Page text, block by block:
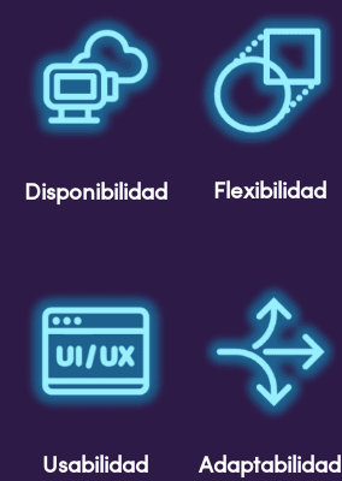
Disponibilidad Flexibilidad
Usabilidad Adaptabilidad